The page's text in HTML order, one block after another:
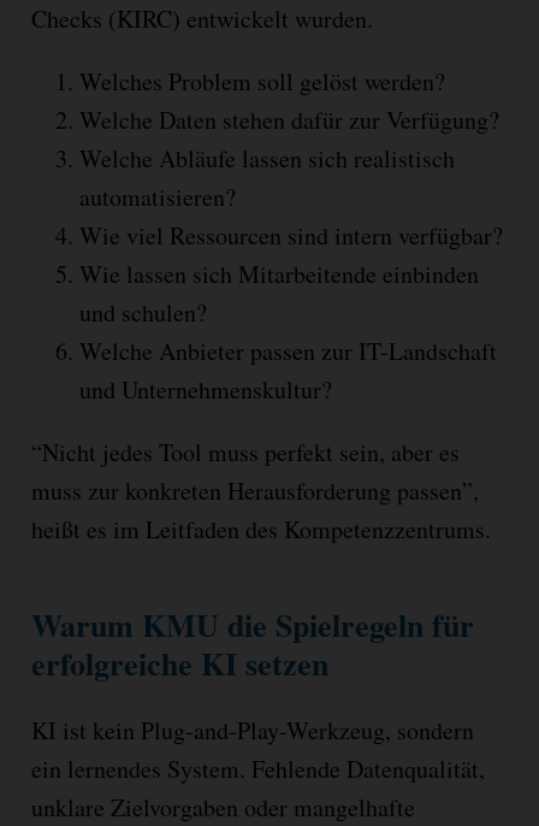
Checks (KIRC) entwickelt wurden.
Welches Problem soll gelöst werden?
Welche Daten stehen dafür zur Verfügung?
Welche Abläufe lassen sich realistisch
automatisieren?
Wie viel Ressourcen sind intern verfügbar?
Wie lassen sich Mitarbeitende einbinden
und schulen?
Welche Anbieter passen zur IT-Landschaft
und Unternehmenskultur?
“Nicht jedes Tool muss perfekt sein, aber es
muss zur konkreten Herausforderung passen”,
heißt es im Leitfaden des Kompetenzzentrums.
Warum KMU die Spielregeln für
erfolgreiche KI setzen
KI ist kein Plug-and-Play-Werkzeug, sondern
ein lernendes System. Fehlende Datenqualität,
unklare Zielvorgaben oder mangelhafte